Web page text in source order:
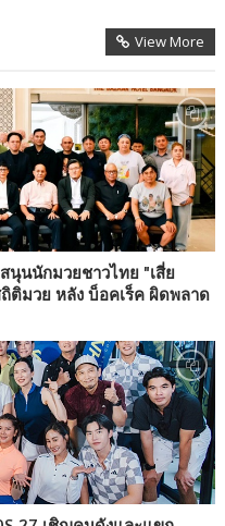
View More
นนักมวยชาวไทย "เสี่ย
ติมวย หลัง บ็อคเร็ค ผิดพลาด